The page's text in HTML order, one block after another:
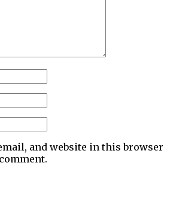
and website in this browser